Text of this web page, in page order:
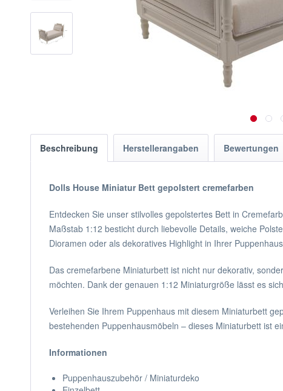
Beschreibung Herstellerangaben Bewertungen
Dolls House Miniatur Bett gepolstert cremefarben
Entdecken Sie unser stilvolles gepolstertes Bett in
Maßstab 1:12 besticht durch liebevolle Details, weiche
Dioramen oder als dekoratives Highlight in Ihrer
Das cremefarbene Miniaturbett ist nicht nur dekorativ,
möchten. Dank der genauen 1:12 Miniaturgröße lässt es
Verleihen Sie Ihrem Puppenhaus mit diesem Miniaturbett
bestehenden Puppenhausmöbeln – dieses Miniaturbett ist
Informationen
Puppenhauszubehör / Miniaturdeko